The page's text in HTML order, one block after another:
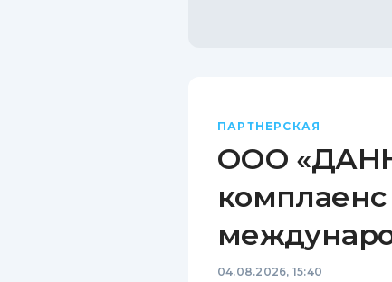
ПАРТНЕРСКАЯ
ООО
04.08.2026, 15:40